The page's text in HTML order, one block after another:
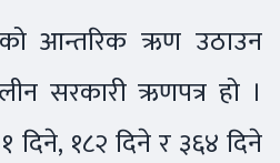
आन्तरिक ऋण उठाउन
सरकारी ऋणपत्र हो ।
दिने, १८२ दिने र ३६४ दिने